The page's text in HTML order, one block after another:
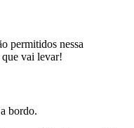
permitidos nessa
que vai levar!
bordo.